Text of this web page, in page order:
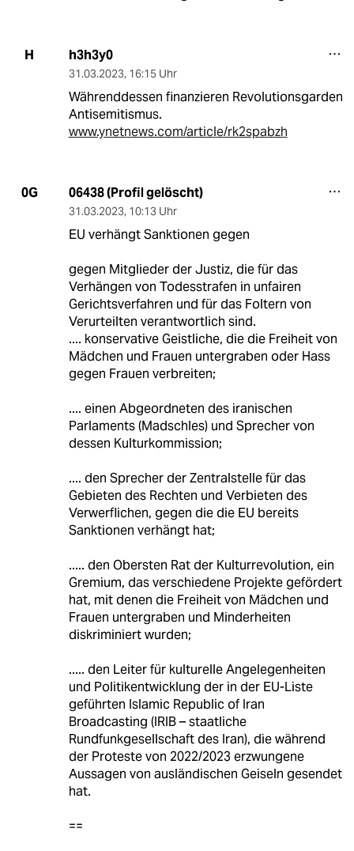
H h3h3y0
31.03.2023, 16:15 Uhr
Währenddessen finanzieren Revolutionsgarden
Antisemitismus.
www.ynetnews.com/article/rk2spabzh
0G 06438 (Profil gelöscht)
31.03.2023, 10:13 Uhr
EU verhängt Sanktionen gegen
gegen Mitglieder der Justiz, die für das
Verhängen von Todesstrafen in unfairen
Gerichtsverfahren und für das Foltern von
Verurteilten verantwortlich sind.
.... konservative Geistliche, die die Freiheit von
Mädchen und Frauen untergraben oder Hass
gegen Frauen verbreiten;
.... einen Abgeordneten des iranischen
Parlaments (Madschles) und Sprecher von
dessen Kulturkommission;
.... den Sprecher der Zentralstelle für das
Gebieten des Rechten und Verbieten des
Verwerflichen, gegen die die EU bereits
Sanktionen verhängt hat;
..... den Obersten Rat der Kulturrevolution, ein
Gremium, das verschiedene Projekte gefördert
hat, mit denen die Freiheit von Mädchen und
Frauen untergraben und Minderheiten
diskriminiert wurden;
..... den Leiter für kulturelle Angelegenheiten
und Politikentwicklung der in der EU-Liste
geführten Islamic Republic of Iran
Broadcasting (IRIB – staatliche
Rundfunkgesellschaft des Iran), die während
der Proteste von 2022/2023 erzwungene
Aussagen von ausländischen Geiseln gesendet
hat.
==